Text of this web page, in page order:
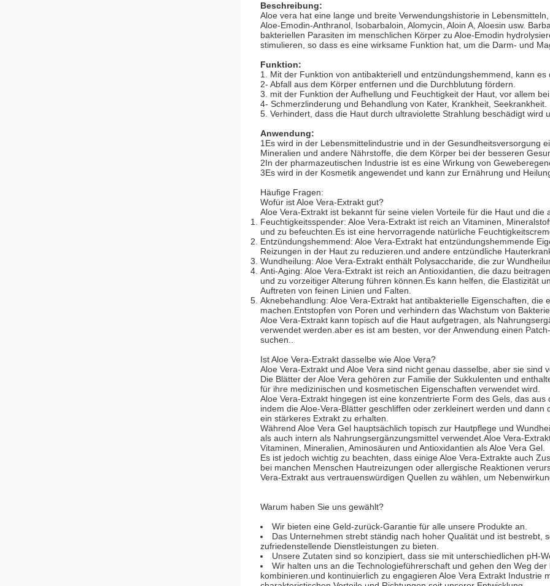
Beschreibung:
Aloe vera hat eine lange und breite Verwendungshistorie in
Aloe-Emodin-Anthranol, Isobarbaloin, Alomycin, Aloin A, Aloesin usw.
bakteriellen Parasiten im menschlichen Körper zu Aloe-Emodin
stimulieren, so dass es eine wirksame Funktion hat, um die Darm- und
Funktion:
1. Mit der Funktion von antibakteriell und entzündungshemmend, kann
2- Abfall aus dem Körper entfernen und die Durchblutung fördern.
3. mit der Funktion der Aufhellung und Feuchtigkeit der Haut, vor allem
4- Schmerzlinderung und Behandlung von Kater, Krankheit, Seekrankheit.
5. Verhindert, dass die Haut durch ultraviolette Strahlung beschädigt wird
Anwendung:
1Es wird in der Lebensmittelindustrie und in der Gesundheitsversorgung
Mineralien und andere Nährstoffe, die dem Körper bei der besseren
2In der pharmazeutischen Industrie ist es eine Wirkung von
3Es wird in der Kosmetik angewendet und kann zur Ernährung und
Häufige Fragen:
Wofür ist Aloe Vera-Extrakt gut?
Aloe Vera-Extrakt ist bekannt für seine vielen Vorteile für die Haut und die
Feuchtigkeitsspender: Aloe Vera-Extrakt ist reich an Vitaminen,
und zu befeuchten.Es ist eine hervorragende natürliche
Entzündungshemmend: Aloe Vera-Extrakt hat entzündungshemmende
Reizungen in der Haut zu reduzieren.und andere entzündliche
Wundheilung: Aloe Vera-Extrakt enthält Polysaccharide, die zur
Anti-Aging: Aloe Vera-Extrakt ist reich an Antioxidantien, die dazu
und zu vorzeitiger Alterung führen können.Es kann helfen, die Elastizität
Auftreten von feinen Linien und Falten.
Aknebehandlung: Aloe Vera-Extrakt hat antibakterielle Eigenschaften, die
machen.Entstopfen von Poren und verhindern das Wachstum von
Aloe Vera-Extrakt kann topisch auf die Haut aufgetragen, als
verwendet werden.aber es ist am besten, vor der Anwendung einen
suchen..
Ist Aloe Vera-Extrakt dasselbe wie Aloe Vera?
Aloe Vera-Extrakt und Aloe Vera sind nicht genau dasselbe, aber sie sind
Die Blätter der Aloe Vera gehören zur Familie der Sukkulenten und
für ihre medizinischen und kosmetischen Eigenschaften verwendet wird.
Aloe Vera-Extrakt hingegen ist eine konzentrierte Form des Gels, das
indem die Aloe-Vera-Blätter geschliffen oder zerkleinert werden und
ein stärkeres Extrakt zu erhalten.
Während Aloe Vera Gel hauptsächlich topisch zur Hautpflege und
als auch intern als Nahrungsergänzungsmittel verwendet.Aloe Vera-
Vitaminen, Mineralien, Aminosäuren und Antioxidantien als Aloe Vera Gel.
Es ist jedoch wichtig zu beachten, dass einige Aloe Vera-Extrakte auch
bei manchen Menschen Hautreizungen oder allergische Reaktionen
Vera-Extrakt aus vertrauenswürdigen Quellen zu wählen, um
Warum haben Sie uns gewählt?
Wir bieten eine Geld-zurück-Garantie für alle unsere Produkte an.
Das Unternehmen strebt ständig nach hoher Qualität und ist bestrebt,
zufriedenstellende Dienstleistungen zu bieten.
Unsere Zutaten sind so konzipiert, dass sie mit unterschiedlichen pH-
Wir halten uns an die Technologieführerschaft und gehen den Weg
kombinieren.und kontinuierlich zu engagieren Aloe Vera Extrakt Industrie